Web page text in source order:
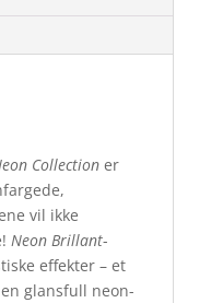
Collectioner
vil ikke
Neon Brillant-
effekter – et
glansfull neon-